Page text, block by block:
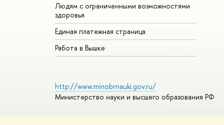
Людям с ограниченными возможностями
здоровья
Единая платежная страница
Работа в Вышке
http://www.minobrnauki.gov.ru/
Министерство науки и высшего образования РФ